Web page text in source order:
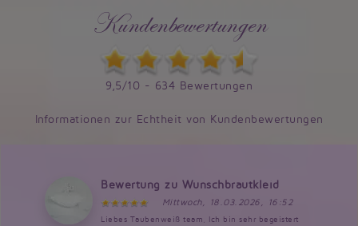
Kundenbewertungen
9,5/10 - 634 Bewertungen
Informationen zur Echtheit von Kundenbewertungen
Bewertung zu Wunschbrautkleid
Mittwoch, 18.03.2026, 16:52
Liebes Taubenweiß team, Ich bin sehr begeistert